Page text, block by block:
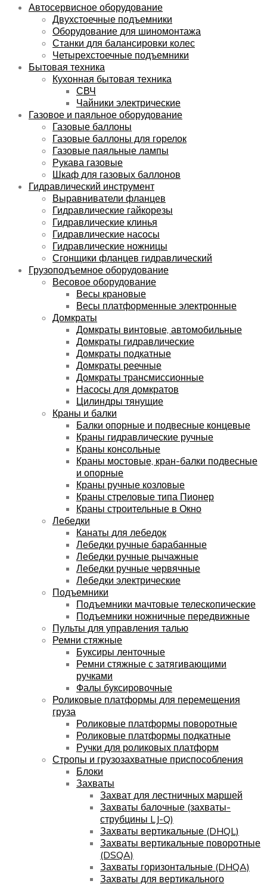
Автосервисное оборудование
Двухстоечные подъемники
Оборудование для шиномонтажа
Станки для балансировки колес
Четырехстоечные подъемники
Бытовая техника
Кухонная бытовая техника
СВЧ
Чайники электрические
Газовое и паяльное оборудование
Газовые баллоны
Газовые баллоны для горелок
Газовые паяльные лампы
Рукава газовые
Шкаф для газовых баллонов
Гидравлический инструмент
Выравниватели фланцев
Гидравлические гайкорезы
Гидравлические клинья
Гидравлические насосы
Гидравлические ножницы
Сгонщики фланцев гидравлический
Грузоподъемное оборудование
Весовое оборудование
Весы крановые
Весы платформенные электронные
Домкраты
Домкраты винтовые, автомобильные
Домкраты гидравлические
Домкраты подкатные
Домкраты реечные
Домкраты трансмиссионные
Насосы для домкратов
Цилиндры тянущие
Краны и балки
Балки опорные и подвесные концевые
Краны гидравлические ручные
Краны консольные
Краны мостовые, кран-балки подвесные
и опорные
Краны ручные козловые
Краны стреловые типа Пионер
Краны строительные в Окно
Лебедки
Канаты для лебедок
Лебедки ручные барабанные
Лебедки ручные рычажные
Лебедки ручные червячные
Лебедки электрические
Подъемники
Подъемники мачтовые телескопические
Подъемники ножничные передвижные
Пульты для управления талью
Ремни стяжные
Буксиры ленточные
Ремни стяжные с затягивающими
ручками
Фалы буксировочные
Роликовые платформы для перемещения
груза
Роликовые платформы поворотные
Роликовые платформы подкатные
Ручки для роликовых платформ
Стропы и грузозахватные приспособления
Блоки
Захваты
Захват для лестничных маршей
Захваты балочные (захваты-
струбцины LJ-Q)
Захваты вертикальные (DHQL)
Захваты вертикальные поворотные
(DSQA)
Захваты горизонтальные (DHQA)
Захваты для вертикального